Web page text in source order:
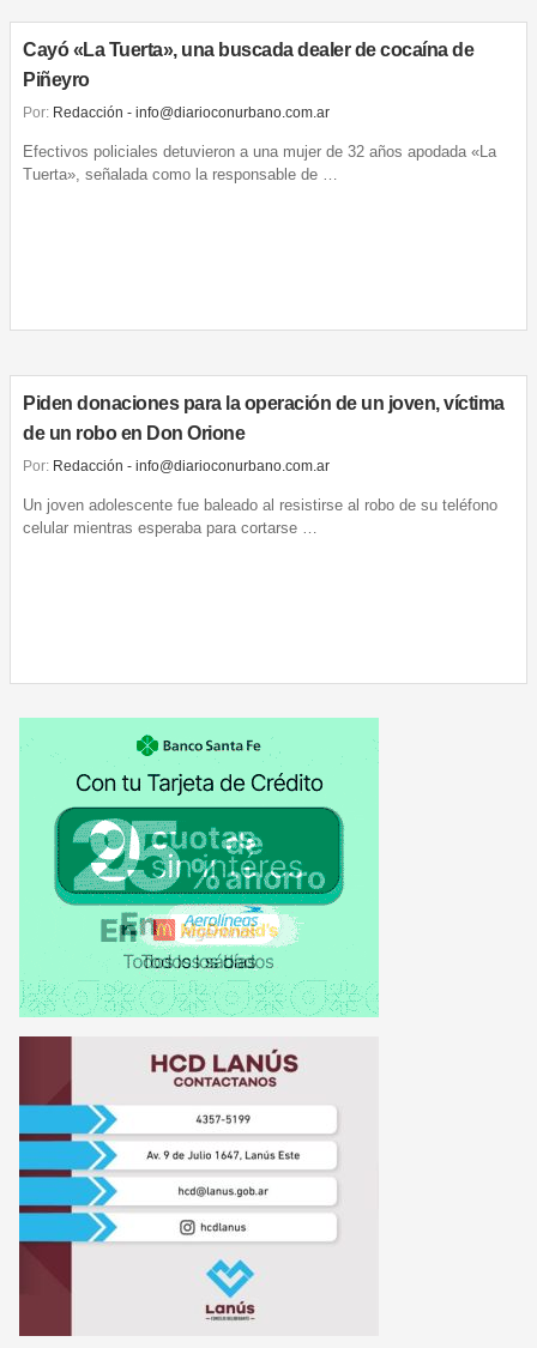
Cayó «La Tuerta», una buscada dealer de cocaína de
Piñeyro
Por: Redacción - info@diarioconurbano.com.ar
Efectivos policiales detuvieron a una mujer de 32 años apodada «La
Tuerta», señalada como la responsable de …
Piden donaciones para la operación de un joven, víctima
de un robo en Don Orione
Por: Redacción - info@diarioconurbano.com.ar
Un joven adolescente fue baleado al resistirse al robo de su teléfono
celular mientras esperaba para cortarse …